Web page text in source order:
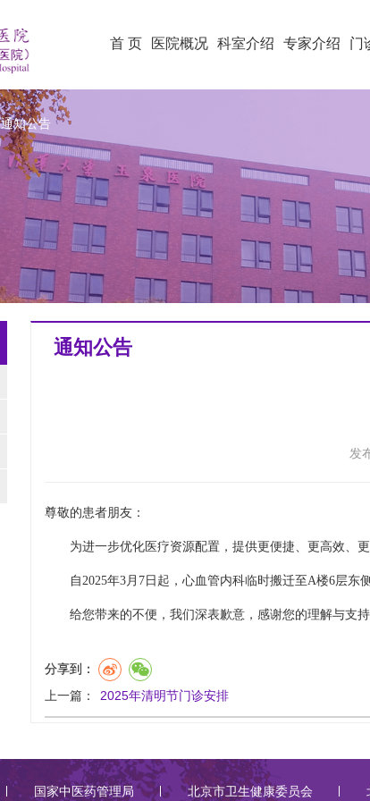
首 页 医院概况 科室介绍 专家介绍 门
通知公告
通知公告
发
尊敬的患者朋友：
为进一步优化医疗资源配置，提供更便捷、更高效、
自2025年3月7日起， 心血管内科临时搬迁至A楼6层东
给您带来的不便，我们深表歉意，感谢您的理解与支持
分享到：
上一篇： 2025年清明节门诊安排
国家中医药管理局 北京市卫生健康委员会